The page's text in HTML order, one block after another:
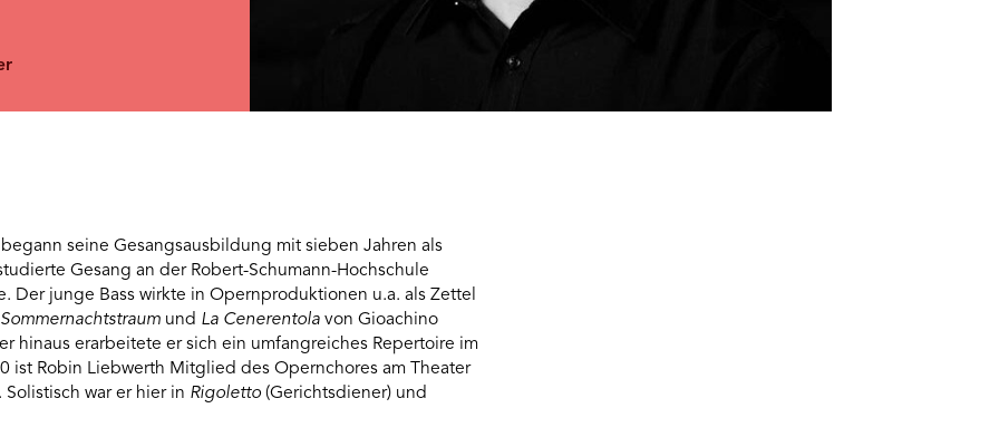
seine Gesangsausbildung mit sieben Jahren als
Gesang an der Robert-Schumann-Hochschule
Der junge Bass wirkte in Opernproduktionen u.a. als Zettel
Sommernachtstraum und La Cenerentola von Gioachino
hinaus erarbeitete er sich ein umfangreiches Repertoire im
ist Robin Liebwerth Mitglied des Opernchores am Theater
war er hier in Rigoletto (Gerichtsdiener) und